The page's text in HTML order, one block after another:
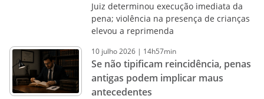
Juiz determinou execução imediata da
pena; violência na presença de crianças
elevou a reprimenda
10 julho2026 | 14h57min
Se não tipificam reincidência, penas
antigas podem implicar maus
antecedentes